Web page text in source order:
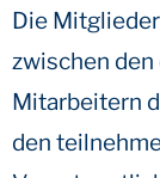
Die
zwischen
Mitarbeitern
den